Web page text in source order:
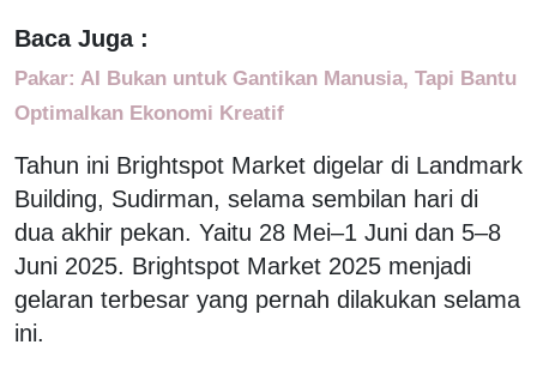
Baca Juga :
Pakar: AI Bukan untuk Gantikan Manusia, Tapi Bantu
Optimalkan Ekonomi Kreatif
Tahun ini Brightspot Market digelar di Landmark
Building, Sudirman, selama sembilan hari di
dua akhir pekan. Yaitu 28 Mei–1 Juni dan 5–8
Juni 2025. Brightspot Market 2025 menjadi
gelaran terbesar yang pernah dilakukan selama
ini.